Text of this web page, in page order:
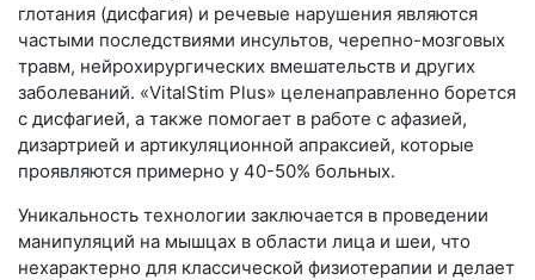
глотания (дисфагия) и речевые нарушения являются
частыми последствиями инсультов, черепно-мозговых
травм, нейрохирургических вмешательств и других
заболеваний. «VitalStim Plus» целенаправленно борется
с дисфагией, а также помогает в работе с афазией,
дизартрией и артикуляционной апраксией, которые
проявляются примерно у 40-50% больных.
Уникальность технологии заключается в проведении
манипуляций на мышцах в области лица и шеи, что
нехарактерно для классической физиотерапии и делает